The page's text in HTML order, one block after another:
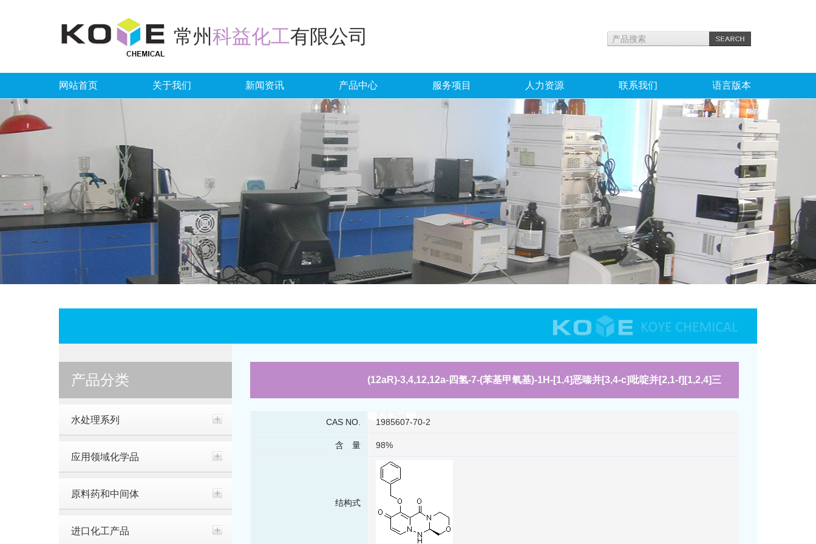
常州科益化工有限公司
网站首页 关于我们 新闻资讯 产品中心 服务项目 人力资源 联系我们 语言版本
产品分类
水处理系列
应用领域化学品
原料药和中间体
进口化工产品
(12aR)-3,4,12,12a-四氢-7-(苯基甲氧基)-1H-[1,4]恶嗪并[3,4-c]吡啶并[2,1-f][1,2,4]三
CAS NO. 1985607-70-2
含 量 98%
结构式